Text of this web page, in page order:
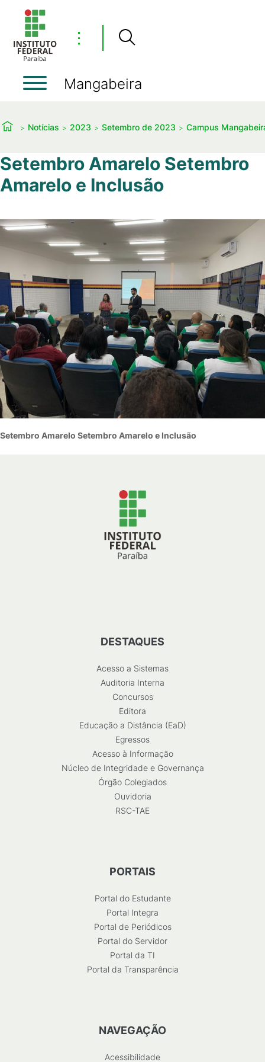
⋮
Mangabeira
Notícias 2023 Setembro de 2023 Campus
Setembro Amarelo Setembro
Amarelo e Inclusão
Setembro Amarelo Setembro Amarelo e Inclusão
DESTAQUES
Acesso a Sistemas
Auditoria Interna
Concursos
Editora
Educação a Distância (EaD)
Egressos
Acesso à Informação
Núcleo de Integridade e Governança
Órgão Colegiados
Ouvidoria
RSC-TAE
PORTAIS
Portal do Estudante
Portal Integra
Portal de Periódicos
Portal do Servidor
Portal da TI
Portal da Transparência
NAVEGAÇÃO
Acessibilidade